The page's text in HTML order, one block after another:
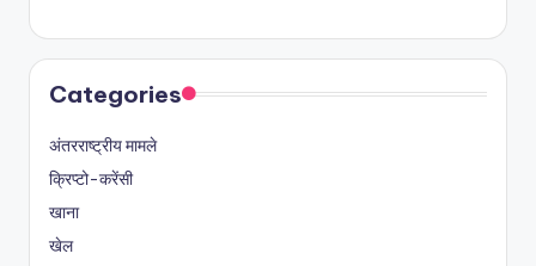
Categories
अंतरराष्ट्रीय मामले
क्रिप्टो-करेंसी
खाना
खेल